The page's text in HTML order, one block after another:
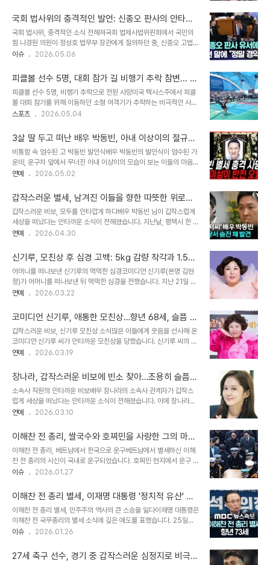
디네세 칼초는 깊은 애도를 표..
맞이하고 있습니다. 동료 연예인들의 따뜻한 위로와 애도대한민국방
송코미디언협회 협회장 김학래 님을 비롯하여 유재석, 권영찬, 이용식
등 수많은 선후배 코미디언들이 빈소를 찾아 조문과 근조화환으로 애
도의 뜻을 전했습니다. 오랜 시간 방송가에서 함께한 동료들은 슬픔을
함께 나누며 장미화 님에게 위로를 건네고 있습니다. 장미화, 30년 방
번지', '가족오락관' 등 다수의 ..
국회 법사위의 충격적인 발언: 신종오 판사의 안타까
운 생애 마감
국회 법사위, 충격적인 소식 전해져국회 법제사법위원회에서 국민의
힘 나경원 의원이 정성호 법무부 장관에게 질의하던 중, 신종오 고법
부장이 생을 마감했다는 충격적인 사실을 언급했습니다. 이 소식은 현
원 의원의 발언, 그 의미는?나경원 의원은 법사위 회의에서 신종오 판
사의 사망 소식을 전하며, 이는 단순한 개인사를 넘어 법조계 전체에
미칠 파장을 시사했습니다. 정확한 사망 경위와 배경에 대한 관심이 집
중되고 있습니다. 법조계 애도 물결신종오 판사의 갑작스러운 별세 소
식에 법조계는 깊은 애도의 뜻을 표하고 있습니다. 동료 법관들과 법조
니다. 안타까운 소식, 법사위..
이슈 2026.05.06
피클볼 선수 5명, 대회 참가 길 비행기 추락 참변... 애
도 물결
피클볼 선수 5명, 비행기 추락으로 전원 사망미국 텍사스주에서 피클
볼 대회 참가를 위해 이동하던 소형 여객기가 추락하는 비극적인 사고
가 발생했습니다. 이 사고로 탑승객 5명 전원이 현장에서 목숨을 잃었
헤드릭(51), 헤이든 딜라드(39)와 조종사 저스틴 글렌 애플링(37)입
니다. 최연소 희생자인 세렌 윌슨은 뛰어난 테니스 선수 출신으로,
2022년 대학 간 스포츠 리그 단체전 테니스 주 챔피언에 오르기도 했
습니다. 사고 경위 및 피클볼 인기사고는 현지 시각으로 지난달 30일
밤 11시경 발생했으며, 텍사스주 애머릴로를 출발해 뉴브런펠스로 향
습니다. 피클볼은 테..
스포츠 2026.05.04
3살 딸 두고 떠난 배우 박동빈, 아내 이상이의 절규에
눈물바다
비통함 속 엄수된 고 박동빈 발인식배우 박동빈의 발인식이 엄수된 가
운데, 운구차 앞에서 무너진 아내 이상이의 모습이 보는 이들의 마음을
먹먹하게 했습니다. 경기 안성시 도민장례식장에서 진행된 발인식에
습니다. 특히 아내 이상이는 남편의 관이 운구차에 실리는 장면을 지켜
보다 끝내 무너져 "못 간다. 어떻게 이렇게 갈 수가 있나. 3살배기 딸
과 우리는 어떡하라고"라며 오열했습니다. 가족들은 그런 이상이를 양
쪽에서 부축하며 겨우 자리를 지켰습니다. 갑작스러운 비보와 남겨진
가족의 사연고인의 갑작스러운 비보 속에 남겨진 가족의 사연은 안타
를 두고 있으며, 최근 딸의 선천성 심..
연예 2026.05.02
갑작스러운 별세, 남겨진 이들을 향한 따뜻한 위로의
물결
갑작스러운 비보, 모두를 안타깝게 하다배우 박동빈 님이 갑작스럽게
세상을 떠났다는 안타까운 소식이 전해졌습니다. 지난날, 평택시 한 식
당에서 쓰러진 채 발견되어 모두에게 큰 충격을 안겼습니다. 빈소는 경
막 길을 배웅하기 위해 모였습니다. 갑작스러운 이별에 온라인에서는
애도의 물결이 이어지고 있습니다. 사랑하는 가족을 향한 깊은 위로이
번 비보에 가장 큰 슬픔을 겪고 있을 아내 이상이 님을 향한 위로의 메
시지가 쏟아지고 있습니다. 네티즌들은 "아내 분이 가장 힘들겠다",
"삼가 고인의 명복을 빈다"와 같은 따뜻한 말들로 이상이 님을 격려하
을 둔 이상이 님에게 많은 응원이 ..
연예 2026.04.30
신기루, 모친상 후 심경 고백: 5kg 감량 착각과 1.5kg
현실, 그리고 그리움
어머니를 떠나보낸 신기루의 먹먹한 심경코미디언 신기루(본명 김현
정)가 어머니를 떠나보낸 뒤 먹먹한 심경을 전했습니다. 지난 21일 자
신의 SNS에 "하루아침에 엄마 없는 아이가 된 현정이"로 시작하는 글
나우유를 손에 꼭 쥐고 엄마의 화장을 기다리는 어른 현정이가 됐
다"는 그녀의 말은 깊은 슬픔을 자아냅니다. 못다 한 이야기와 그리움,
그리고 감사신기루는 "엄마가 이렇게 빨리 갈 줄 몰라 하고 싶은 말도
다 못 했다"며 어머니에 대한 절절한 그리움을 드러냈습니다. 지인들
이 어머니가 신기루를 자랑스러워했다고 전해줘 조금은 안심이 되었
향한 안심 메시지슬픔 속에서도 ..
연예 2026.03.22
코미디언 신기루, 애통한 모친상…향년 68세, 슬픔 속
빈소 지켜
갑작스러운 비보, 신기루 모친상 소식많은 이들에게 웃음을 선사해 온
코미디언 신기루 씨가 안타까운 모친상을 당했습니다. 신기루 씨의 모
친 임영미 씨께서 지난 17일 저녁, 건강 악화로 향년 68세를 일기로
빈소를 지키며 유족들과 함께 애도의 시간을 보내고 있는 것으로 알려
졌습니다. 고인의 빈소 및 발인 정보 안내고 임영미 씨의 빈소는 쉴낙
원 인천장례식장 VIP 1호실에 마련되었습니다. 슬픔을 나누고자 하는
분들의 조문은 이곳에서 가능합니다. 발인은 오는 20일 오전 6시 30
분에 엄수될 예정이며, 장지는 인천가족공원 1차 안치 후 인천시립봉
결이 이어지고 있습니다. ..
연예 2026.03.19
장나라, 갑작스러운 비보에 빈소 찾아…조용히 슬픔
나누다
소속사 직원의 안타까운 비보배우 장나라의 소속사 관계자가 갑작스
럽게 세상을 떠났다는 안타까운 소식이 전해졌습니다. 이에 장나라는
직접 빈소를 찾아 고인을 추모하고 유가족에게 깊은 위로의 마음을 전
에 잠긴 것으로 알려졌습니다. 하지만 애도가 우선이라는 마음으로 조
용히 슬픔을 나누는 데 집중했습니다. 확인되지 않은 루머와 장나라의
입장일각에서는 장나라 소속사와 싱어송라이터 김주훈 간의 투자 분
쟁 가능성을 제기하며 이번 사건과의 연관성을 언급했으나, 이는 사실
이 아닌 것으로 확인되었습니다. 장나라는 이미 지난해 소속사와 결별
은 현재 모든 상황에서 '애도가 먼저'라는 점을..
연예 2026.03.10
이해찬 전 총리, 쌀국수와 호찌민을 사랑한 그의 마지
막 여정
이해찬 전 총리, 베트남에서 한국으로 운구베트남에서 별세하신 이해
찬 전 총리의 시신이 국내로 운구되었습니다. 호찌민 현지에서 운구 절
차를 밟은 더불어민주당 의원들은 귀국 과정을 SNS 등을 통해 전하며
관에 대형 태극기가 펼쳐져 덮였을 때 다시 콧등이 시큰해졌다"며 감
회를 밝혔습니다. 고인의 특별했던 베트남 사랑이해식 의원은 이해찬
전 총리가 생전에 쌀국수와 호찌민을 좋아했다고 전했습니다. 고인의
부인 김정옥 씨는 "가족들과 의원들, 정부 관계자들을 호찌민시까지
불러들여 쌀국수를 맛보게 하고 호찌민 시내 구경을 시켰다"고 회고했
다. 베트남 정부의 따뜻한 배려와 의전..
이슈 2026.01.27
이해찬 전 총리 별세, 이재명 대통령 '정치적 유산' 기
리며 애도
이해찬 전 총리 별세, 민주주의 역사의 큰 스승을 잃다이재명 대통령은
이해찬 전 국무총리의 별세 소식에 깊은 애도를 표했습니다. 25일
SNS를 통해 "대한민국은 오늘 민주주의 역사의 큰 스승을 잃었다"고
했습니다. 두 사람은 새해 인사 자리에서도 만나며 안부를 나눈 바 있
습니다. 과거 유세 현장에서 빛난 존경과 애정이재명 대통령은 과거 대
이슈 2026.01.26
27세 축구 선수, 경기 중 갑작스러운 심정지로 비극적